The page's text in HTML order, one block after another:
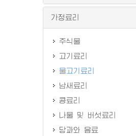
가정료리
주식물
고기료리
물고기료리
남새료리
콩료리
나물 및 버섯료리
당과와 음료